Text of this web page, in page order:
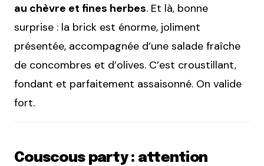
au chèvre et fines herbes. Et là, bonne
surprise : la brick est énorme, joliment
présentée, accompagnée d’une salade fraîche
de concombres et d’olives. C’est croustillant,
fondant et parfaitement assaisonné. On valide
fort.
Couscous party : attention